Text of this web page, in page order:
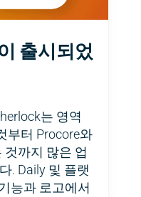
출시되었
는 영역
부터 Procore와
까지 많은 업
. Daily 및 플랫
능과 로고에서